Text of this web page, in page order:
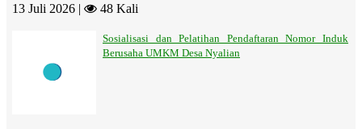
13 Juli 2026 | 48 Kali
Sosialisasi dan Pelatihan Pendaftaran Nomor Induk
Berusaha UMKM Desa Nyalian